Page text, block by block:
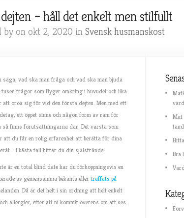
– håll det enkelt men stilfullt
by on okt 2, 2020 inSvensk husmanskost
säga, vad ska man fråga och vad ska man bjuda
tusen frågor som flyger omkring i huvudet och lika
att oroa sig för vid den första dejten. Men med ett
ett öppet sinne och någon form av ram för
så finns förutsättningarna där. Det värsta som
att du får en rolig erfarenhet att berätta för dina
– i bästa fall hittar du din själsfrände!
är en total blind date har du förhoppningsvis en
av gemensamma bekanta ellerträffats på
Då är det helt i sin ordning att helt enkelt
allergier, efter att ni kommit överens om att ses.
Mat
Bra